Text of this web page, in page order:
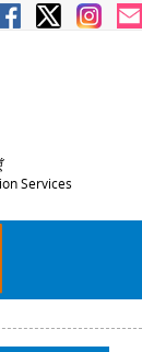
Services